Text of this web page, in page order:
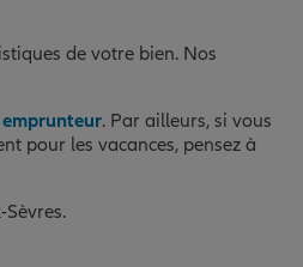
de votre bien. Nos
emprunteur. Par ailleurs, si vous
pour les vacances, pensez à